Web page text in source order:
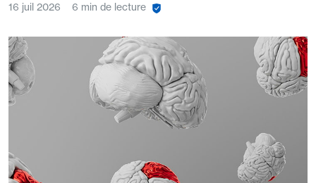
16 juil 2026 6 min de lecture